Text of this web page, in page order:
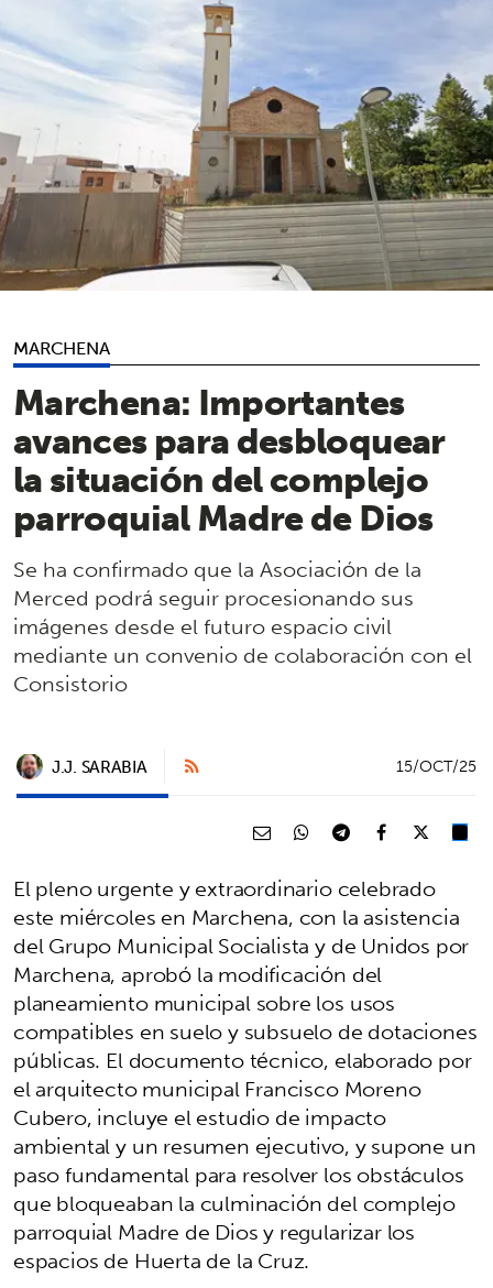
MARCHENA
Marchena: Importantes
avances para desbloquear
la situación del complejo
parroquial Madre de Dios
Se ha confirmado que la Asociación de la
Merced podrá seguir procesionando sus
imágenes desde el futuro espacio civil
mediante un convenio de colaboración con el
Consistorio
J.J. SARABIA 15/OCT/25
El pleno urgente y extraordinario celebrado
este miércoles en Marchena, con la asistencia
del Grupo Municipal Socialista y de Unidos por
Marchena, aprobó la modificación del
planeamiento municipal sobre los usos
compatibles en suelo y subsuelo de dotaciones
públicas. El documento técnico, elaborado por
el arquitecto municipal Francisco Moreno
Cubero, incluye el estudio de impacto
ambiental y un resumen ejecutivo, y supone un
paso fundamental para resolver los obstáculos
que bloqueaban la culminación del complejo
parroquial Madre de Dios y regularizar los
espacios de Huerta de la Cruz.